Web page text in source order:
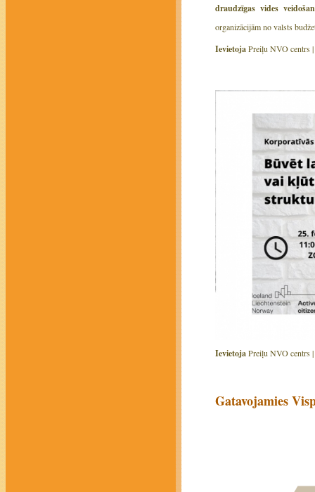
draudzīgas vides
organizācijām no valsts
IevietojaPreiļu NVO centrs |
IevietojaPreiļu NVO centrs |
Gatavojamies